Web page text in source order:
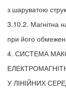
з шаруватою
3.10.2. Магнітна
при його
4. СИСТЕМА
У ЛІНІЙНИХ